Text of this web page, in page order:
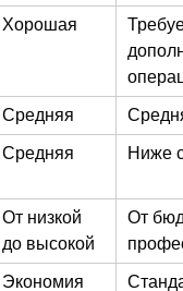
Хорошая
Средняя
Средняя Ниже
От низкой
до высокой
От
Экономия